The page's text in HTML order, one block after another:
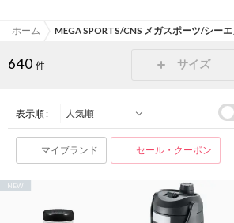
ホーム MEGA SPORTS/CNS メガスポーツ/シー
640 件 サイズ
表示順 :
マイブランド セール・クーポン
NEW